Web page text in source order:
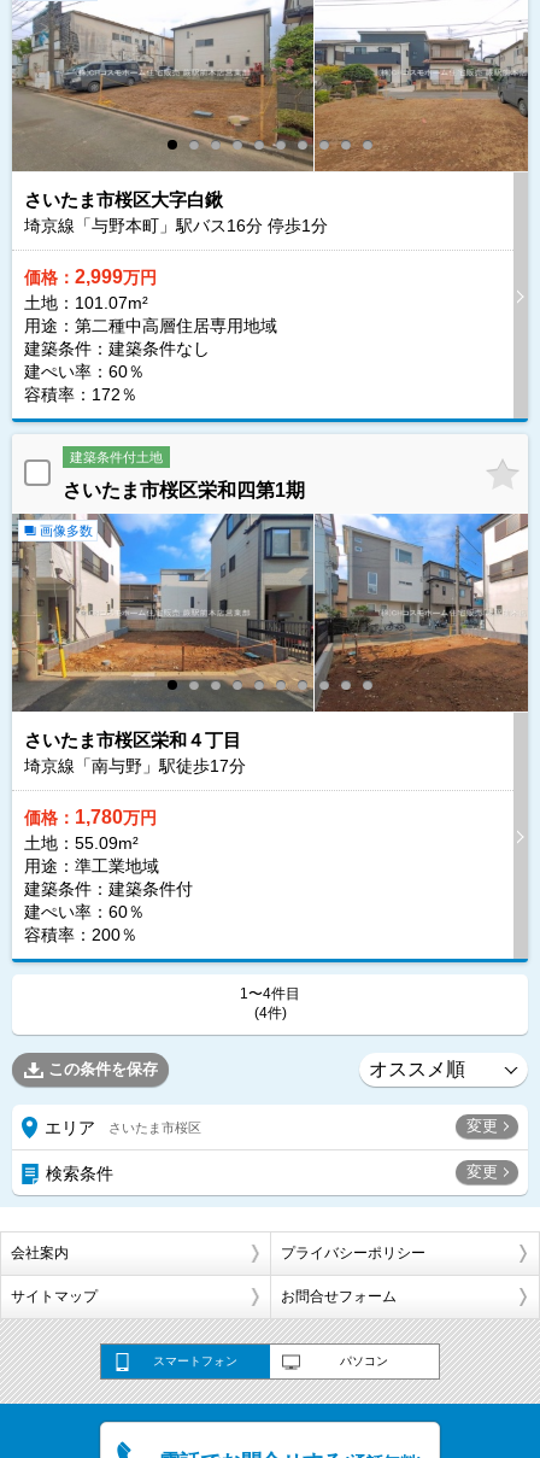
さいたま市桜区大字白鍬
埼京線「与野本町」駅バス16分 停歩1分
価格： 2,999万円
土地：101.07m²
用途：第二種中高層住居専用地域
建築条件： 建築条件なし
建ぺい率：60％
容積率：172％
建築条件付土地
さいたま市桜区栄和四第1期
画像多数
さいたま市桜区栄和４丁目
埼京線「南与野」駅徒歩17分
価格： 1,780万円
土地：55.09m²
用途：準工業地域
建築条件： 建築条件付
建ぺい率：60％
容積率：200％
1〜4件目
(4件)
この条件を保存
エリア さいたま市桜区 変更
検索条件 変更
会社案内 プライバシーポリシー
サイトマップ お問合せフォーム
スマートフォン パソコン